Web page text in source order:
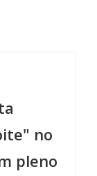
no
pleno